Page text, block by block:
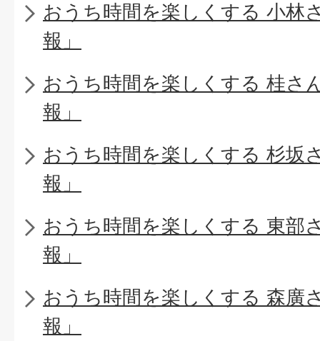
おうち時間を楽しくする 小林
報」
おうち時間を楽しくする 桂さ
報」
おうち時間を楽しくする 杉坂
報」
おうち時間を楽しくする 東部
報」
おうち時間を楽しくする 森廣
報」